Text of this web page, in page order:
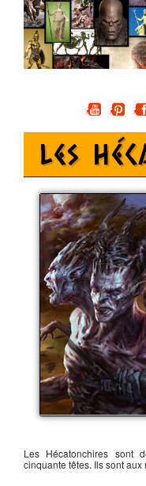
Les
Les Hécatonchires sont
cinquante têtes. Ils sont